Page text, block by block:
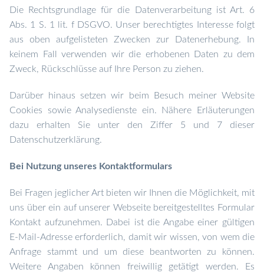
Die Rechtsgrundlage für die Datenverarbeitung ist Art. 6
Abs. 1 S. 1 lit. f DSGVO. Unser berechtigtes Interesse folgt
aus oben aufgelisteten Zwecken zur Datenerhebung. In
keinem Fall verwenden wir die erhobenen Daten zu dem
Zweck, Rückschlüsse auf Ihre Person zu ziehen.
Darüber hinaus setzen wir beim Besuch meiner Website
Cookies sowie Analysedienste ein. Nähere Erläuterungen
dazu erhalten Sie unter den Ziffer 5 und 7 dieser
Datenschutzerklärung.
Bei Nutzung unseres Kontaktformulars
Bei Fragen jeglicher Art bieten wir Ihnen die Möglichkeit, mit
uns über ein auf unserer Webseite bereitgestelltes Formular
Kontakt aufzunehmen. Dabei ist die Angabe einer gültigen
E-Mail-Adresse erforderlich, damit wir wissen, von wem die
Anfrage stammt und um diese beantworten zu können.
Weitere Angaben können freiwillig getätigt werden.
Es